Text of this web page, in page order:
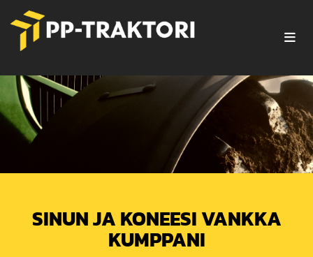
SINUN JA KONEESI VANKKA
KUMPPANI